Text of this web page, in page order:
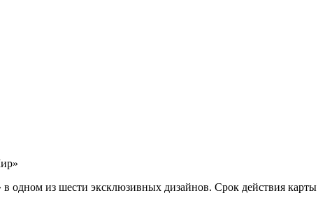
из шести эксклюзивных дизайнов. Срок действия карты